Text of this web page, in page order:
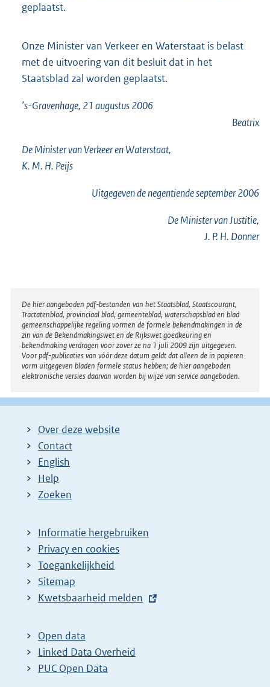
geplaatst.
Onze Minister van Verkeer en Waterstaat is belast
met de uitvoering van dit besluit dat in het
Staatsblad zal worden geplaatst.
’s-Gravenhage, 21 augustus 2006
Beatrix
De Minister van Verkeer en Waterstaat,
K. M. H. Peijs
Uitgegeven denegentiendeseptember 2006
De Minister van Justitie,
J. P. H. Donner
Disclaimer
De hier aangeboden pdf-bestanden van het Staatsblad, Staatscourant,
Tractatenblad, provinciaal blad, gemeenteblad, waterschapsblad en blad
gemeenschappelijke regeling vormen de formele bekendmakingen in de
zin van de Bekendmakingswet en de Rijkswet goedkeuring en
bekendmaking verdragen voor zover ze na 1 juli 2009 zijn uitgegeven.
Voor pdf-publicaties van vóór deze datum geldt dat alleen de in papieren
vorm uitgegeven bladen formele status hebben; de hier aangeboden
elektronische versies daarvan worden bij wijze van service aangeboden.
Over deze website
Contact
English
Help
Zoeken
Informatie hergebruiken
Privacy en cookies
Toegankelijkheid
Sitemap
E
t
e
r
Kwetsbaarheid melden
Open data
Linked Data Overheid
PUC Open Data